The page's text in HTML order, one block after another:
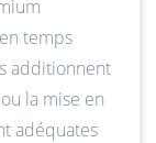
temps
additionnent
la mise en
adéquates